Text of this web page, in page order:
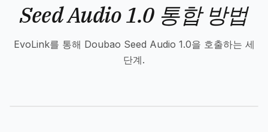
Seed Audio 1.0 통합 방법
EvoLink를 통해 Doubao Seed Audio 1.0을 호출하는 세
단계.